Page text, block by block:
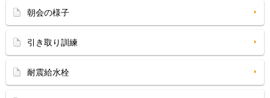
朝会の様子
引き取り訓練
耐震給水栓